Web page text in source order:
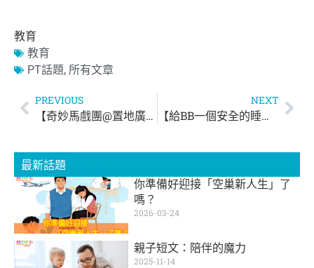
教育
教育
PT話題, 所有文章
PREVIOUS
【奇妙馬戲團@置地廣場】
NEXT
【給BB一個安全的睡眠環境】
最新話題
你準備好迎接「空巢新人生」了
嗎？
2026-03-24
親子短文：陪伴的魔力
2025-11-14